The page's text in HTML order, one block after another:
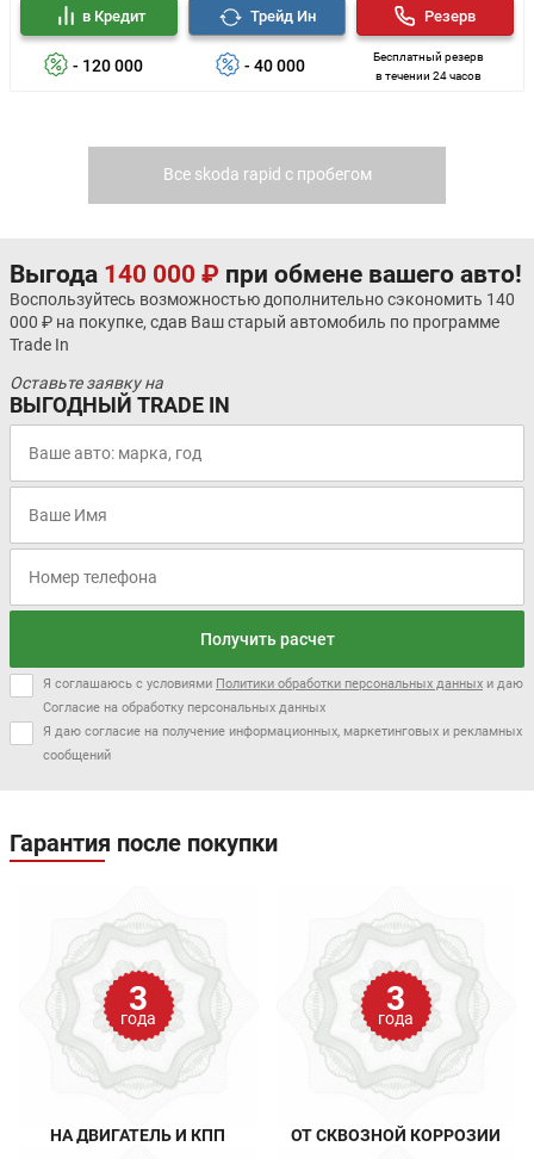
- 120 000
в Кредит
- 40 000
Трейд Ин
Бесплатный резерв
в течении 24 часов
Резерв
Все skoda rapid с пробегом
Выгода 140 000 ₽ при обмене вашего авто!
Воспользуйтесь возможностью дополнительно сэкономить 140
000 ₽ на покупке, сдав Ваш старый автомобиль по программе
Trade In
Оставьте заявку на
ВЫГОДНЫЙ TRADE IN
Получить расчет
Я соглашаюсь с условиями Политики обработки персональных данных и даю
Согласие на обработку персональных данных
Я даю согласие на получение информационных, маркетинговых и рекламных
сообщений
Гарантия после покупки
3
года
НА ДВИГАТЕЛЬ И КПП
3
года
ОТ СКВОЗНОЙ КОРРОЗИИ